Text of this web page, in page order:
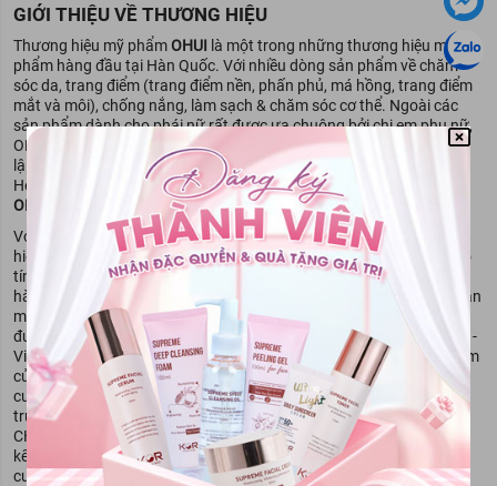
GIỚI THIỆU VỀ THƯƠNG HIỆU
Thương hiệu mỹ phẩmOHUI là một trong những thương hiệu mỹ
phẩm hàng đầu tại Hàn Quốc. Với nhiều dòng sản phẩm về chăm
sóc da, trang điểm (trang điểm nền, phấn phủ, má hồng, trang điểm
mắt và môi), chống nắng, làm sạch & chăm sóc cơ thể. Ngoài các
sản phẩm dành cho phái nữ rất được ưa chuộng bởi chị em phụ nữ,
OHUI cũng có các sản phẩm dành cho phái nam. OHUI được thành
lập bởi tập đoàn LG và trực thuộc sự quản lý của LG Household &
Heath Care. Với các sản phẩm chăm sóc, dưỡng da và trang điểm,
OHUI
đã có mặt tại nhiều quốc gia trên toàn thế giới.
Với 50 năm kinh nghiệm trong lĩnh vực sản xuất mỹ phẩm, thương
hiệu
đã chinh phục được cả những khách hàng có làn da ''khó
tính" nhất. Thương hiệu này luôn đặt chất lượng của sản phẩm lên
hàng đầu và không ngừng nâng cao công nghệ tiên tiến, thành phần
mỹ phẩm đặc biệt với đẳng cấp thế giới. Dòng mỹ phẩm của hãng
được nghiên cứu và kiểm định nghiêm ngặt từ Viện tế bào gốc CHA -
Viện nghiên cứu mỹ phẩm uy tín hàng đầu Hàn Quốc. Các sản phẩm
củaOHUI
hướng tới việc nuôi dưỡng làn da trắng sáng, rạng ngời,
cung cấp ẩm và chống lại sự hiệu lão hóa của da tuổi tác và môi
trường. 100% các thành phần có trong mỹ phẩm Ohui được viện
CHA chứng nhận là hoàn toàn an toàn, không gây kích ứng cho da
kể cả với làn da nhạy cảm. Ohui đã góp sức rất nhiều trong công
cuộc " giữ gìn sắc xuân" của phái đẹp.